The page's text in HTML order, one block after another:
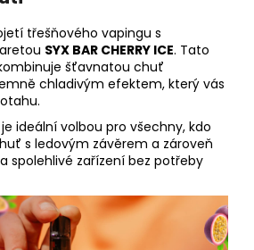
třešňového vapingu s
SYX BAR CHERRY ICE. Tato
šťavnatou chuť
chladivým efektem, který vás
je ideální volbou pro všechny, kdo
s ledovým závěrem a zároveň
spolehlivé zařízení bez potřeby